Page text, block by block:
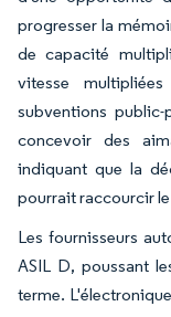
progresser la
de capacité
vitesse
subventions
concevoir des
indiquant que la
pourrait raccourcir
Les fournisseurs
ASIL D, poussant
terme.